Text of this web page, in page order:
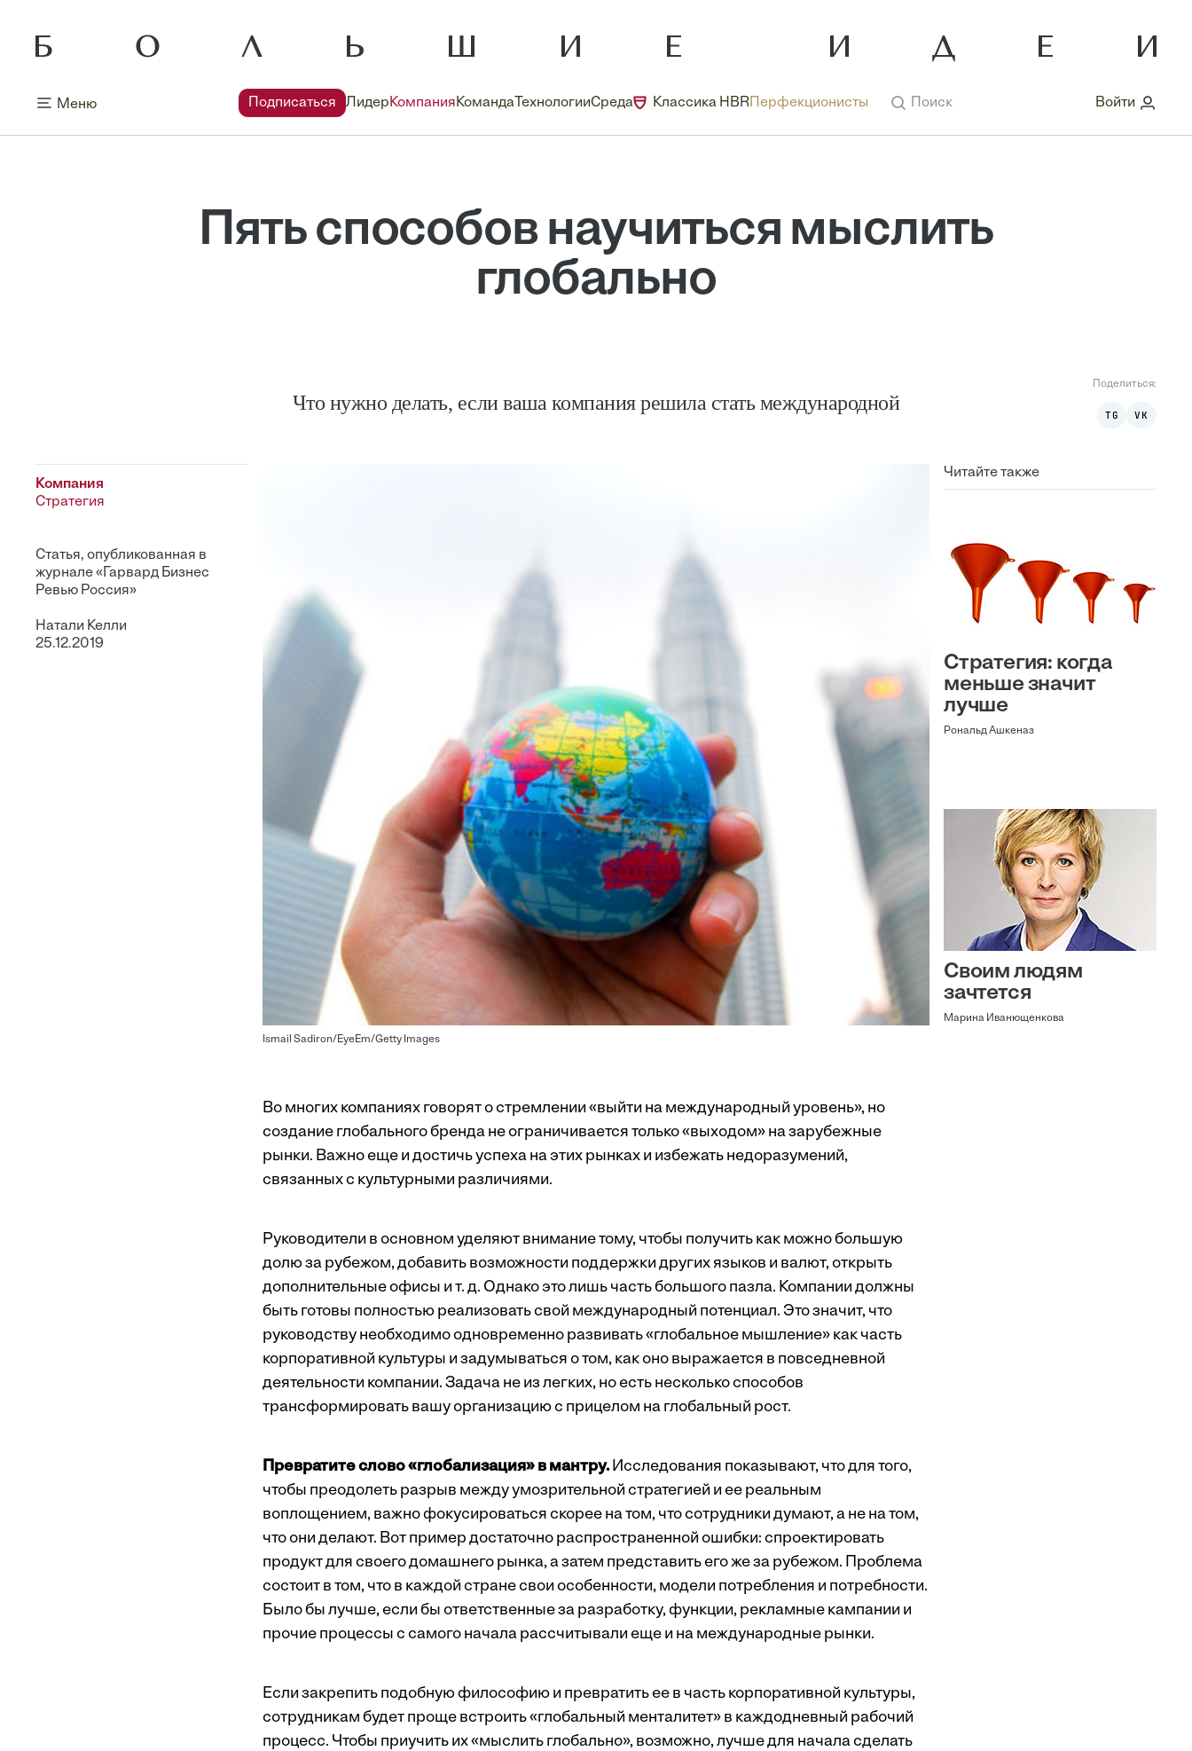
Меню Подписаться ЛидерКомпанияКоманда ТехнологииСреда Классика HBR Перфекционисты Поиск Войти
Пять способов научиться мыслить
глобально
Что нужно делать, если ваша компания решила стать международной
Поделиться:
TG VK
Компания
Стратегия
Статья, опубликованная в
журнале «Гарвард Бизнес
Ревью Россия»
Натали Келли
25.12.2019
Ismail Sadiron/EyeEm/Getty Images
Читайте также
Стратегия: когда
меньше значит
лучше
Рональд Ашкеназ
Своим людям
зачтется
Марина Иванющенкова
Во многих компаниях говорят о стремлении «выйти на международный уровень», но
создание глобального бренда не ограничивается только «выходом» на зарубежные
рынки. Важно еще и достичь успеха на этих рынках и избежать недоразумений,
связанных с культурными различиями.
Руководители в основном уделяют внимание тому, чтобы получить как можно большую
долю за рубежом, добавить возможности поддержки других языков и валют, открыть
дополнительные офисы и т. д. Однако это лишь часть большого пазла. Компании должны
быть готовы полностью реализовать свой международный потенциал. Это значит, что
руководству необходимо одновременно развивать «глобальное мышление» как часть
корпоративной культуры и задумываться о том, как оно выражается в повседневной
деятельности компании. Задача не из легких, но есть несколько способов
трансформировать вашу организацию с прицелом на глобальный рост.
Превратите слово «глобализация» в мантру.Исследования показывают, что для того,
чтобы преодолеть разрыв между умозрительной стратегией и ее реальным
воплощением, важно фокусироваться скорее на том, что сотрудники думают, а не на том,
что они делают. Вот пример достаточно распространенной ошибки: спроектировать
продукт для своего домашнего рынка, а затем представить его же за рубежом. Проблема
состоит в том, что в каждой стране свои особенности, модели потребления и потребности.
Было бы лучше, если бы ответственные за разработку, функции, рекламные кампании и
прочие процессы с самого начала рассчитывали еще и на международные рынки.
Если закрепить подобную философию и превратить ее в часть корпоративной культуры,
сотрудникам будет проще встроить «глобальный менталитет» в каждодневный рабочий
процесс. Чтобы приучить их «мыслить глобально», возможно, лучше для начала сделать